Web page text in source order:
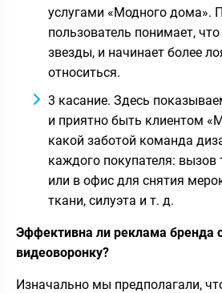
услугами «Модного дома».
пользователь понимает,
звезды, и начинает более
относиться.
3 касание. Здесь
и приятно быть клиентом
какой заботой команда
каждого покупателя:
или в офис для снятия
ткани, силуэта и т. д.
Эффективна ли реклама бренда
видеоворонку?
Изначально мы предполагали,